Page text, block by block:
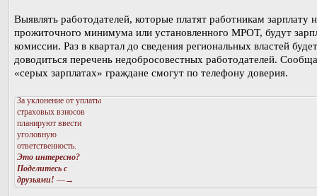
Выявлять работодателей, которые платят работникам зарплату
прожиточного минимума или установленного МРОТ, будут
комиссии. Раз в квартал до сведения региональных властей будет
доводиться перечень недобросовестных работодателей.
«серых зарплатах» граждане смогут по телефону доверия.
За уклонение от уплаты
страховых взносов
планируют ввести
уголовную
ответственность.
Это интересно?
Поделитесь с
друзьями! —→